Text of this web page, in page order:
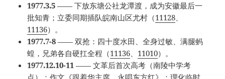
1977.3.5 —— 下放东塘公社龙潭渡，成为安徽最后一
批知青；立委同期插队皖南山区尤村（11128、
11136）。
1977.7-8 —— 双抢：四十度水田、全身过敏、满腿蚂
蝗，兄弟各自硬扛全程（11136、 11010）。
1977.12.10-11 —— 文革后首次高考（南陵中学考